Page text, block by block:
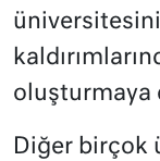
oluşturmaya
Diğer birçok